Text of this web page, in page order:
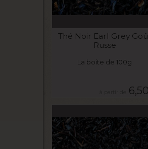
Thé Noir Earl Grey
Russe
La boite de 100g
6,50